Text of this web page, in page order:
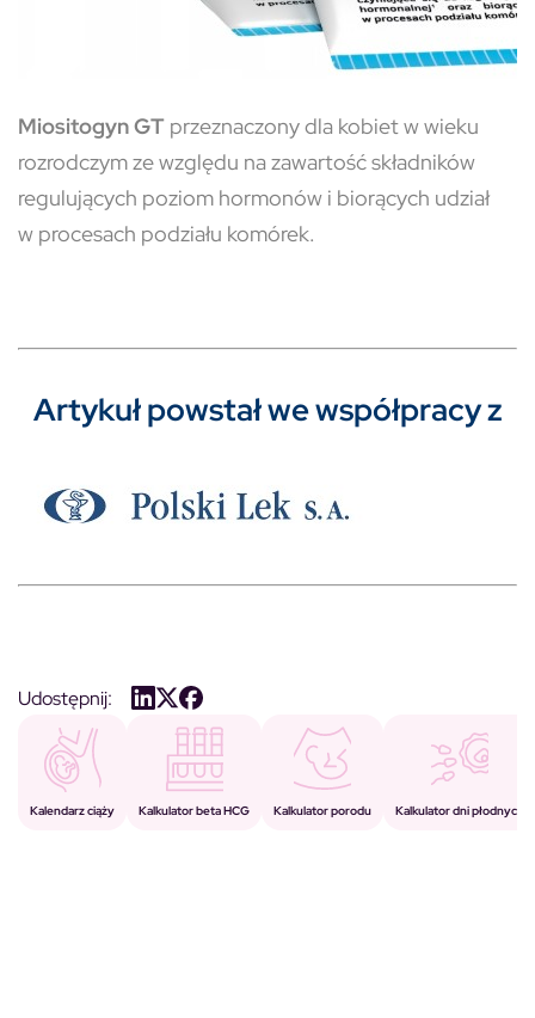
Miositogyn GT przeznaczony dla kobiet w wieku
rozrodczym ze względu na zawartość składników
regulujących poziom hormonów i biorących udział
w procesach podziału komórek.
Artykuł powstał we współpracy z
Udostępnij:
Kalendarz ciąży Kalkulator beta HCG Kalkulator porodu Kalkulator dni płodnych